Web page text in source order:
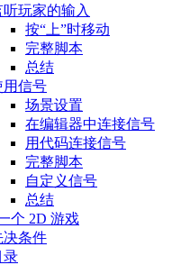
听玩家的输入
按“上”时移动
完整脚本
总结
用信号
场景设置
在编辑器中连接信号
用代码连接信号
完整脚本
自定义信号
总结
个 2D 游戏
决条件
录